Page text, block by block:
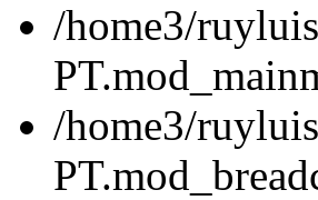
/home3/
/home3/